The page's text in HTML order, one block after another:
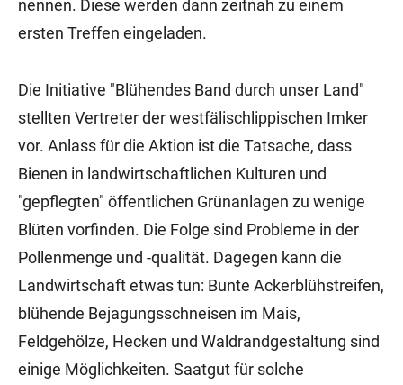
nennen. Diese werden dann zeitnah zu einem
ersten Treffen eingeladen.
Die Initiative "Blühendes Band durch unser Land"
stellten Vertreter der westfälischlippischen Imker
vor. Anlass für die Aktion ist die Tatsache, dass
Bienen in landwirtschaftlichen Kulturen und
"gepflegten" öffentlichen Grünanlagen zu wenige
Blüten vorfinden. Die Folge sind Probleme in der
Pollenmenge und -qualität. Dagegen kann die
Landwirtschaft etwas tun: Bunte Ackerblühstreifen,
blühende Bejagungsschneisen im Mais,
Feldgehölze, Hecken und Waldrandgestaltung sind
einige Möglichkeiten. Saatgut für solche